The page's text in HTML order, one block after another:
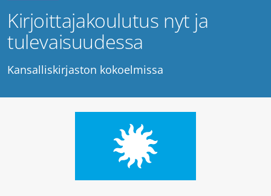
Kirjoittajakoulutus nyt ja
tulevaisuudessa
Kansalliskirjaston kokoelmissa